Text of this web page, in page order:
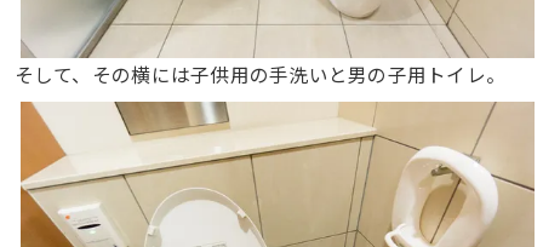
そして、その横には子供用の手洗いと男の子用トイレ。